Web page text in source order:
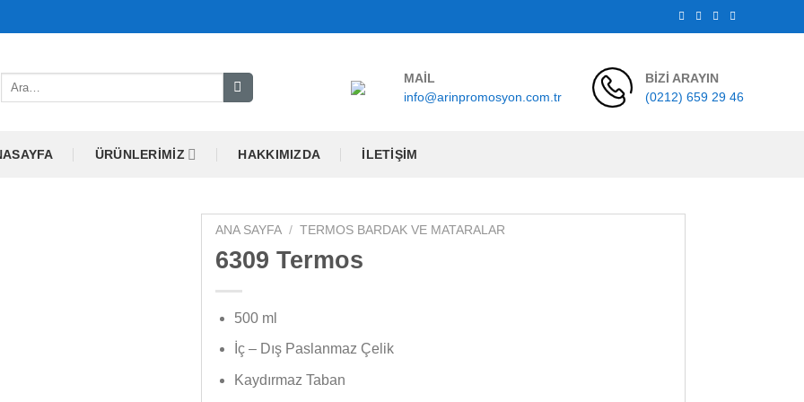
Ara:
MAİL
info@arinpromosyon.com.tr
BİZİ ARAYIN
(0212) 659 29 46
ÜRÜNLERIMIZ HAKKIMIZDA İLETIŞIM
ANA SAYFA / TERMOS BARDAK VE MATARALAR
6309 Termos
500 ml
İç – Dış Paslanmaz Çelik
Kaydırmaz Taban